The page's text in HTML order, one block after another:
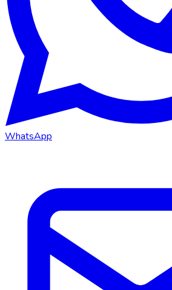
WhatsApp